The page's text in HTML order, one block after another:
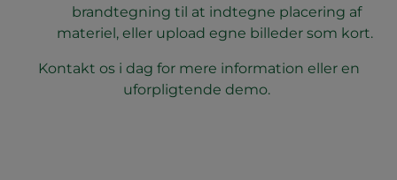
brandtegning til at indtegne placering af
materiel, eller upload egne billeder som kort.
Kontakt os i dag for mere information eller en
uforpligtende demo.